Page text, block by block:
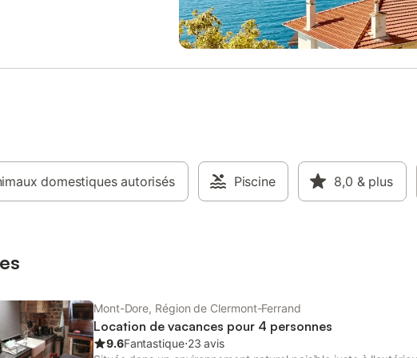
un parc de détente se situe
jours, une semaine, ou plus,
réserviez pour une cure, tout
pour votre bien être. Nous
électrique, …) Un local à ski est également
à votre disposition au sous-sol de
l'immeuble. L'accès WiFi est gratuit et
illimité. Location de draps / linge de
toilette / linge de cuisine sur demande
domestiques autorisés Piscine 8,0 & plus
Mont-Dore, Région de Clermont-Ferrand
Location de vacances pour 4 personnes
9.6Fantastique⋅23 avis